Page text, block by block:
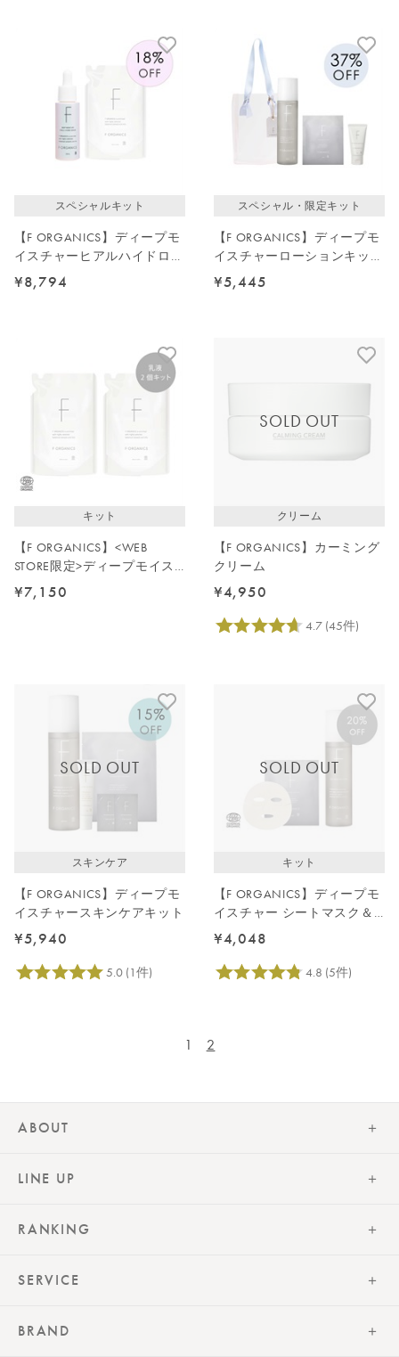
スペシャルキット
【F ORGANICS】ディープモ
イスチャーヒアルハイドロセ
ラム・ローション詰替えキッ
¥8,794
スペシャル・限定キット
【F ORGANICS】ディープモ
イスチャーローションキット
2026
¥5,445
キット
【F ORGANICS】<WEB
STORE限定>ディープモイス
チャーミルク詰替2点セット
¥7,150
SOLD OUT
クリーム
【F ORGANICS】カーミング
クリーム
¥4,950
SOLD OUT
スキンケア
【F ORGANICS】ディープモ
イスチャースキンケアキット
¥5,940
SOLD OUT
キット
【F ORGANICS】ディープモ
イスチャー シートマスク＆
ローション
¥4,048
1 2
ABOUT
LINE UP
RANKING
SERVICE
BRAND